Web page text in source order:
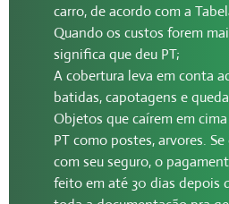
carro, de acordo com a
Quando os custos forem
significa que deu PT;
A cobertura leva em conta
batidas, capotagens e
Objetos que caírem em
PT como postes, arvores.
com seu seguro, o
feito em até 30 dias depois